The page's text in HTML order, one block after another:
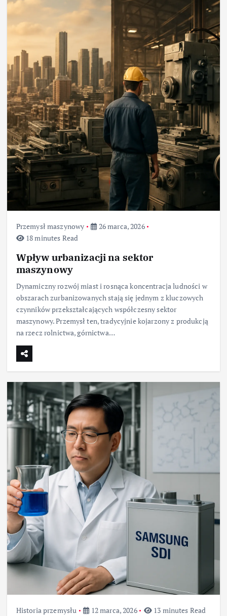
Przemysł maszynowy
26 marca, 2026
18 minutes Read
Wpływ urbanizacji na sektor
maszynowy
Dynamiczny rozwój miast i rosnąca koncentracja ludności w
obszarach zurbanizowanych stają się jednym z kluczowych
czynników przekształcających współczesny sektor
maszynowy. Przemysł ten, tradycyjnie kojarzony z produkcją
na rzecz rolnictwa, górnictwa…
Historia przemysłu 12 marca, 2026 13 minutes Read